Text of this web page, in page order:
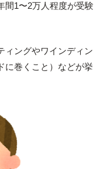
間1〜2万人程度が受験
ィングやワインディン
に巻くこと）などが挙